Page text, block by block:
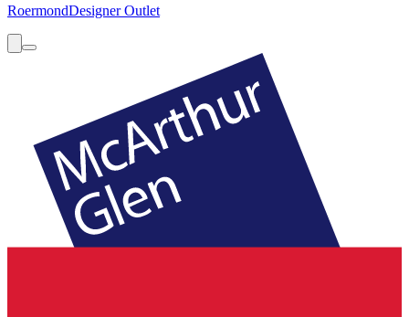
RoermondDesigner Outlet